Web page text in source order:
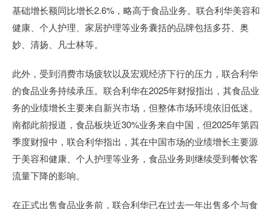
基础增长额同比增长2.6%，略高于食品业务。联合利华美容和
健康、个人护理、家居护理等业务囊括的品牌包括多芬、奥
妙、清扬、凡士林等。
此外，受到消费市场疲软以及宏观经济下行的压力，联合利华
的食品业务持续承压。联合利华在2025年财报指出，其食品业
务的业绩增长主要来自新兴市场，但整体市场环境依旧低迷。
南都此前报道，食品板块近30%业务来自中国，但2025年第四
季度财报中，联合利华指出，其在中国市场的业绩增长主要源
于美容和健康、个人护理等业务，食品业务则继续受到餐饮客
流量下降的影响。
在正式出售食品业务前，联合利华已在过去一年出售多个与食